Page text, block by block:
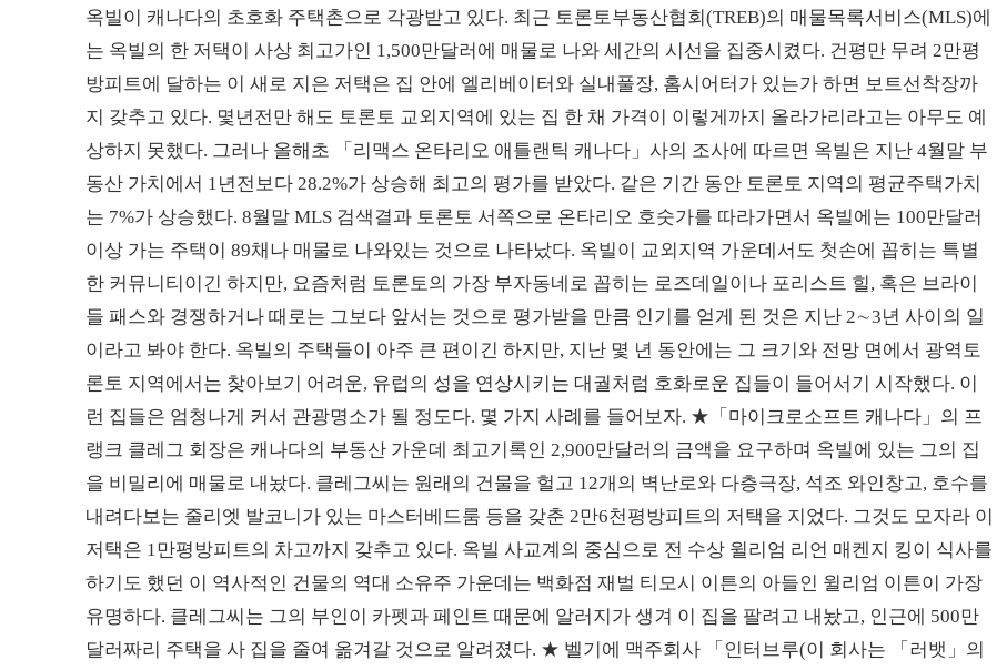
옥빌이 캐나다의 초호화 주택촌으로 각광받고 있다. 최근 토론토부동산협회(TREB)의 매물목록서비스(MLS)에
는 옥빌의 한 저택이 사상 최고가인 1,500만달러에 매물로 나와 세간의 시선을 집중시켰다. 건평만 무려 2만평
방피트에 달하는 이 새로 지은 저택은 집 안에 엘리베이터와 실내풀장, 홈시어터가 있는가 하면 보트선착장까
지 갖추고 있다. 몇년전만 해도 토론토 교외지역에 있는 집 한 채 가격이 이렇게까지 올라가리라고는 아무도 예
상하지 못했다. 그러나 올해초 「리맥스 온타리오 애틀랜틱 캐나다」사의 조사에 따르면 옥빌은 지난 4월말 부
동산 가치에서 1년전보다 28.2%가 상승해 최고의 평가를 받았다. 같은 기간 동안 토론토 지역의 평균주택가치
는 7%가 상승했다. 8월말 MLS 검색결과 토론토 서쪽으로 온타리오 호숫가를 따라가면서 옥빌에는 100만달러
이상 가는 주택이 89채나 매물로 나와있는 것으로 나타났다. 옥빌이 교외지역 가운데서도 첫손에 꼽히는 특별
한 커뮤니티이긴 하지만, 요즘처럼 토론토의 가장 부자동네로 꼽히는 로즈데일이나 포리스트 힐, 혹은 브라이
들 패스와 경쟁하거나 때로는 그보다 앞서는 것으로 평가받을 만큼 인기를 얻게 된 것은 지난 2∼3년 사이의 일
이라고 봐야 한다. 옥빌의 주택들이 아주 큰 편이긴 하지만, 지난 몇 년 동안에는 그 크기와 전망 면에서 광역토
론토 지역에서는 찾아보기 어려운, 유럽의 성을 연상시키는 대궐처럼 호화로운 집들이 들어서기 시작했다. 이
런 집들은 엄청나게 커서 관광명소가 될 정도다. 몇 가지 사례를 들어보자. ★「마이크로소프트 캐나다」의 프
랭크 클레그 회장은 캐나다의 부동산 가운데 최고기록인 2,900만달러의 금액을 요구하며 옥빌에 있는 그의 집
을 비밀리에 매물로 내놨다. 클레그씨는 원래의 건물을 헐고 12개의 벽난로와 다층극장, 석조 와인창고, 호수를
내려다보는 줄리엣 발코니가 있는 마스터베드룸 등을 갖춘 2만6천평방피트의 저택을 지었다. 그것도 모자라 이
저택은 1만평방피트의 차고까지 갖추고 있다. 옥빌 사교계의 중심으로 전 수상 윌리엄 리언 매켄지 킹이 식사를
하기도 했던 이 역사적인 건물의 역대 소유주 가운데는 백화점 재벌 티모시 이튼의 아들인 윌리엄 이튼이 가장
유명하다. 클레그씨는 그의 부인이 카펫과 페인트 때문에 알러지가 생겨 이 집을 팔려고 내놨고, 인근에 500만
달러짜리 주택을 사 집을 줄여 옮겨갈 것으로 알려졌다. ★ 벨기에 맥주회사 「인터브루(이 회사는 「러뱃」의